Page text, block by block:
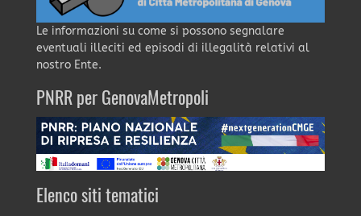
Le informazioni su come si possono segnalare
eventuali illeciti ed episodi di illegalità relativi al
nostro Ente.
PNRR per GenovaMetropoli
Elenco siti tematici